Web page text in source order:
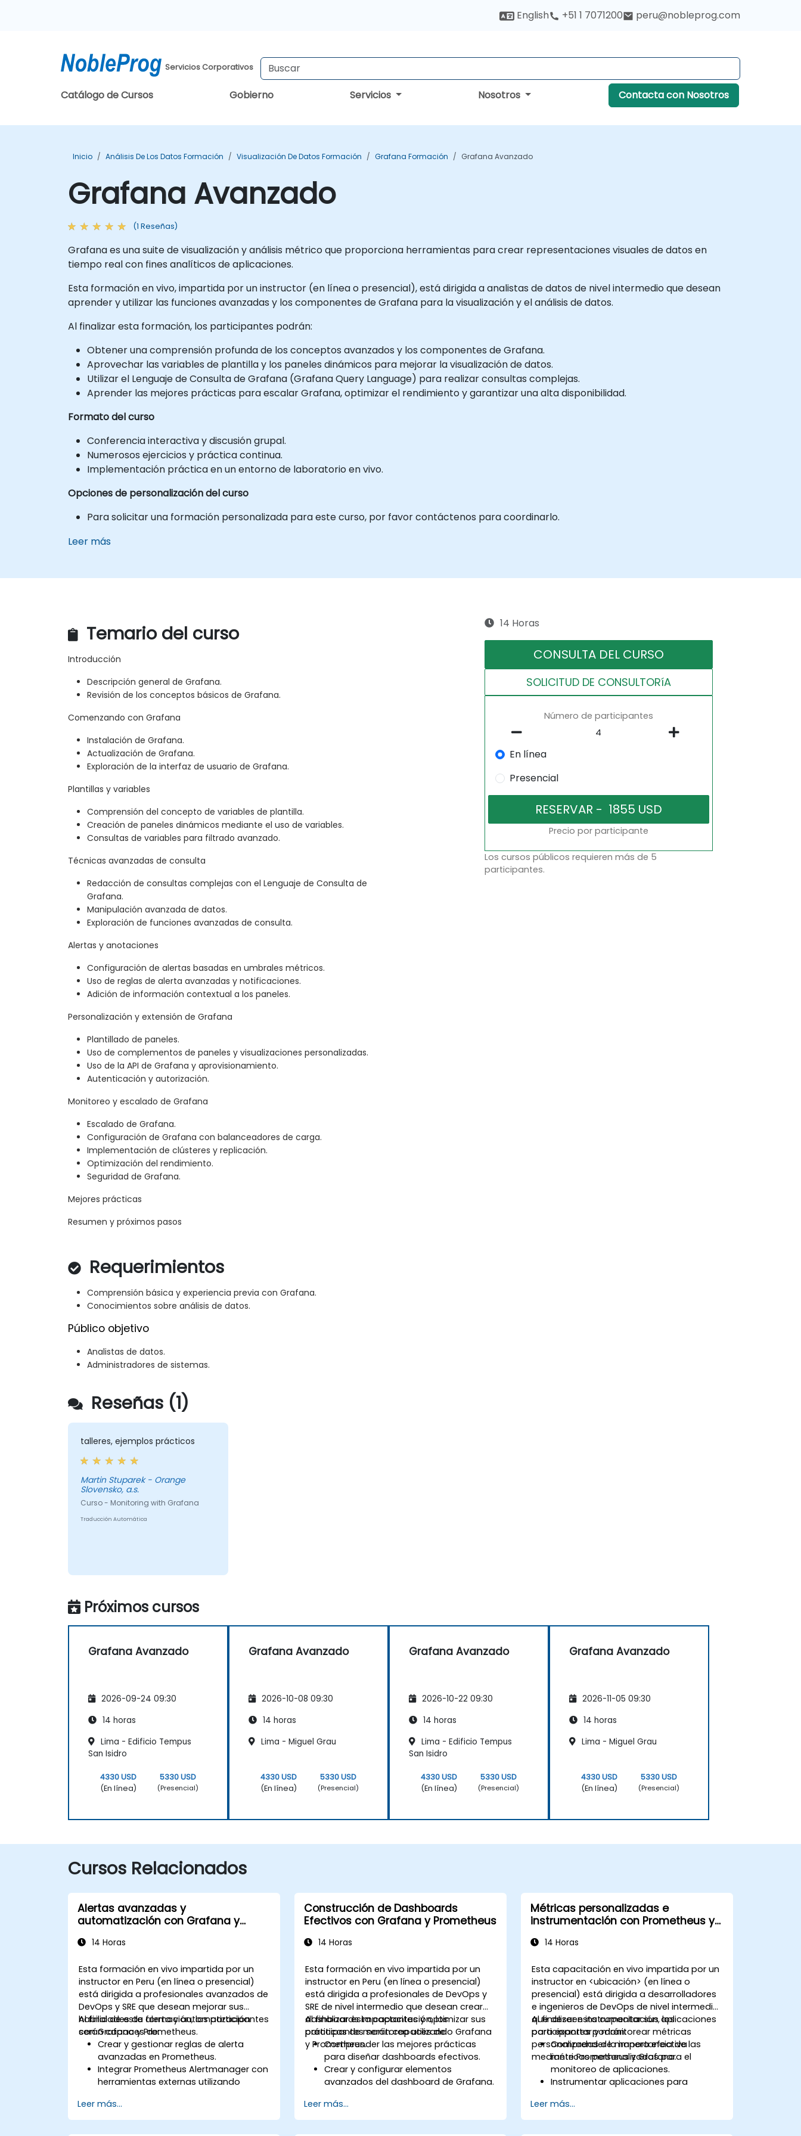
English +51 1 7071200 peru@nobleprog.com
Servicios Corporativos
Catálogo de Cursos Gobierno Servicios Nosotros Contacta con Nosotros
Inicio Análisis De Los Datos Formación Visualización De Datos Formación Grafana Formación Grafana Avanzado
Grafana Avanzado
(1 Reseñas)
Grafana es una suite de visualización y análisis métrico que proporciona herramientas para crear representaciones visuales de datos en
tiempo real con fines analíticos de aplicaciones.
Esta formación en vivo, impartida por un instructor (en línea o presencial), está dirigida a analistas de datos de nivel intermedio que desean
aprender y utilizar las funciones avanzadas y los componentes de Grafana para la visualización y el análisis de datos.
Al finalizar esta formación, los participantes podrán:
Obtener una comprensión profunda de los conceptos avanzados y los componentes de Grafana.
Aprovechar las variables de plantilla y los paneles dinámicos para mejorar la visualización de datos.
Utilizar el Lenguaje de Consulta de Grafana (Grafana Query Language) para realizar consultas complejas.
Aprender las mejores prácticas para escalar Grafana, optimizar el rendimiento y garantizar una alta disponibilidad.
Formato del curso
Conferencia interactiva y discusión grupal.
Numerosos ejercicios y práctica continua.
Implementación práctica en un entorno de laboratorio en vivo.
Opciones de personalización del curso
Para solicitar una formación personalizada para este curso, por favor contáctenos para coordinarlo.
Leer más
Temario del curso
Introducción
Descripción general de Grafana.
Revisión de los conceptos básicos de Grafana.
Comenzando con Grafana
Instalación de Grafana.
Actualización de Grafana.
Exploración de la interfaz de usuario de Grafana.
Plantillas y variables
Comprensión del concepto de variables de plantilla.
Creación de paneles dinámicos mediante el uso de variables.
Consultas de variables para filtrado avanzado.
Técnicas avanzadas de consulta
Redacción de consultas complejas con el Lenguaje de Consulta de
Grafana.
Manipulación avanzada de datos.
Exploración de funciones avanzadas de consulta.
Alertas y anotaciones
Configuración de alertas basadas en umbrales métricos.
Uso de reglas de alerta avanzadas y notificaciones.
Adición de información contextual a los paneles.
Personalización y extensión de Grafana
Plantillado de paneles.
Uso de complementos de paneles y visualizaciones personalizadas.
Uso de la API de Grafana y aprovisionamiento.
Autenticación y autorización.
Monitoreo y escalado de Grafana
Escalado de Grafana.
Configuración de Grafana con balanceadores de carga.
Implementación de clústeres y replicación.
Optimización del rendimiento.
Seguridad de Grafana.
Mejores prácticas
Resumen y próximos pasos
Requerimientos
Comprensión básica y experiencia previa con Grafana.
Conocimientos sobre análisis de datos.
Público objetivo
Analistas de datos.
Administradores de sistemas.
14 Horas
CONSULTA DEL CURSO
SOLICITUD DE CONSULTORíA
Número de participantes
En línea
Presencial
Precio por participante
Los cursos públicos requieren más de 5
participantes.
Reseñas (1)
talleres, ejemplos prácticos
Martin Stuparek - Orange
Slovensko, a.s.
Curso - Monitoring with Grafana
Traducción Automática
Próximos cursos
Grafana Avanzado
2026-09-24 09:30
14 horas
Lima - Edificio Tempus
San Isidro
4330 USD
(En línea)
5330 USD
(Presencial)
Grafana Avanzado
2026-10-08 09:30
14 horas
Lima - Miguel Grau
4330 USD
(En línea)
5330 USD
(Presencial)
Grafana Avanzado
2026-10-22 09:30
14 horas
Lima - Edificio Tempus
San Isidro
4330 USD
(En línea)
5330 USD
(Presencial)
Grafana Avanzado
2026-11-05 09:30
14 horas
Lima - Miguel Grau
4330 USD
(En línea)
5330 USD
(Presencial)
Cursos Relacionados
Alertas avanzadas y
automatización con Grafana y
14 Horas
Esta formación en vivo impartida por un
instructor en Peru (en línea o presencial)
está dirigida a profesionales avanzados de
DevOps y SRE que desean mejorar sus
habilidades de alerta y automatización
con Grafana y Prometheus.
Al final de esta formación, los participantes
serán capaces de:
Crear y gestionar reglas de alerta
avanzadas en Prometheus.
Integrar Prometheus Alertmanager con
herramientas externas utilizando
Automatizar respuestas a las alertas
para una resolución más rápida de
problemas.
Leer más...
Construcción de Dashboards
Efectivos con Grafana y Prometheus
14 Horas
Esta formación en vivo impartida por un
instructor en Peru (en línea o presencial)
está dirigida a profesionales de DevOps y
SRE de nivel intermedio que desean crear
dashboards impactantes y optimizar sus
prácticas de monitoreo utilizando Grafana
y Prometheus.
Al finalizar esta capacitación, los
participantes serán capaces de:
Comprender las mejores prácticas
para diseñar dashboards efectivos.
Crear y configurar elementos
avanzados del dashboard de Grafana.
para crear dashboards dinámicos y
reutilizables.
Implementar mecanismos de alerta
Leer más...
Métricas personalizadas e
instrumentación con Prometheus y
14 Horas
Esta capacitación en vivo impartida por un
instructor en <ubicación> (en línea o
presencial) está dirigida a desarrolladores
e ingenieros de DevOps de nivel intermedio
que deseen instrumentar sus aplicaciones
para exportar y monitorear métricas
personalizadas de manera efectiva
mediante Prometheus y Grafana.
Al finalizar esta capacitación, los
participantes podrán:
Comprender la importancia de las
métricas personalizadas para el
monitoreo de aplicaciones.
Instrumentar aplicaciones para
Prometheus.
Crear y configurar paneles en Grafana
para visualizar métricas
Leer más...